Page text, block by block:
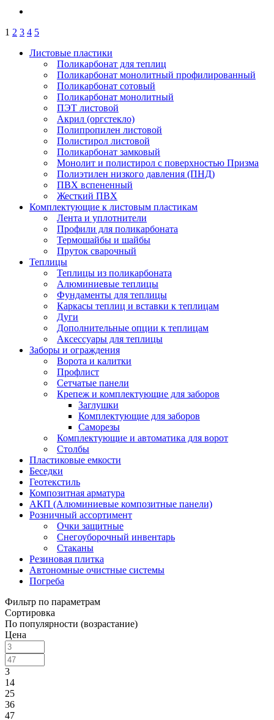
1 2 3 4 5
Листовые пластики
Поликарбонат для теплиц
Поликарбонат монолитный профилированный
Поликарбонат сотовый
Поликарбонат монолитный
ПЭТ листовой
Акрил (оргстекло)
Полипропилен листовой
Полистирол листовой
Поликарбонат замковый
Монолит и полистирол с поверхностью Призма
Полиэтилен низкого давления (ПНД)
ПВХ вспененный
Жесткий ПВХ
Комплектующие к листовым пластикам
Лента и уплотнители
Профили для поликарбоната
Термошайбы и шайбы
Пруток сварочный
Теплицы
Теплицы из поликарбоната
Алюминиевые теплицы
Фундаменты для теплицы
Каркасы теплиц и вставки к теплицам
Дуги
Дополнительные опции к теплицам
Аксессуары для теплицы
Заборы и ограждения
Ворота и калитки
Профлист
Сетчатые панели
Крепеж и комплектующие для заборов
Заглушки
Комплектующие для заборов
Саморезы
Комплектующие и автоматика для ворот
Столбы
Пластиковые емкости
Беседки
Геотекстиль
Композитная арматура
АКП (Алюминиевые композитные панели)
Розничный ассортимент
Очки защитные
Снегоуборочный инвентарь
Стаканы
Резиновая плитка
Автономные очистные системы
Погреба
Фильтр по параметрам
Сортировка
По популярности (возрастание)
Цена
3
14
25
36
47